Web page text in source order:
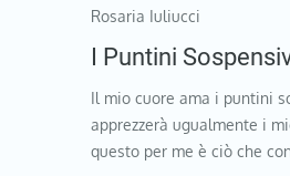
Rosaria Iuliucci
I Puntini
Il mio cuore ama i puntini
apprezzerà ugualmente i
questo per me è ciò che